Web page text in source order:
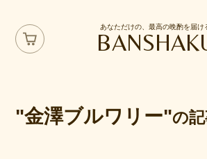
あなただけの、最高の晩酌を届け
"金澤ブルワリー"の